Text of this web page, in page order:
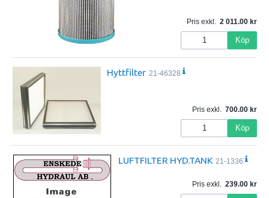
Pris exkl. 2 011.00
Köp
Hyttfilter 21-46328
Pris exkl. 700.00
Köp
LUFTFILTER HYD.TANK 21-1336
Pris exkl. 239.00